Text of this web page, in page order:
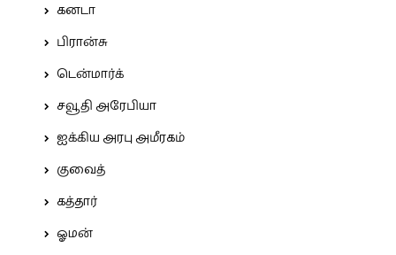
கனடா
பிரான்சு
டென்மார்க்
சவூதி அரேபியா
ஐக்கிய அரபு அமீரகம்
குவைத்
கத்தார்
ஓமன்